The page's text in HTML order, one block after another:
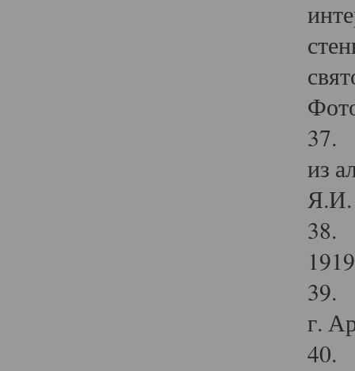
37.
из
Я.И.
38.
39.
г.
40.